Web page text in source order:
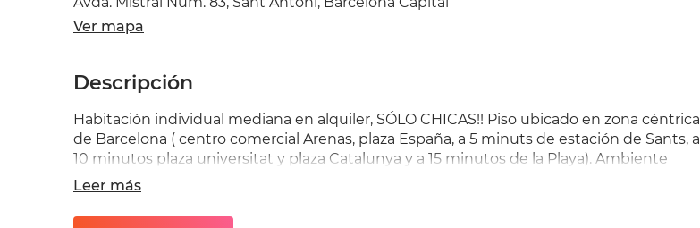
Ver mapa
Descripción
Habitación individual mediana en alquiler, SÓLO CHICAS!! Piso ubicado en zona céntrica
de Barcelona ( centro comercial Arenas, plaza España, a 5 minuts de estación de Sants, a
10 minutos plaza universitat y plaza Catalunya y a 15 minutos de la Playa). Ambiente
independiente tranquilo y acogedor. Las visitas se realizaran a partir del 20/04, la
comunicación será via WhatsApp. Persona interesada se pide, respetar las normas
básicas de convivencia (LIMPIEZA, ORDEN Y RESPETO POR EL DESCANSO). Si no tienes
Leer más